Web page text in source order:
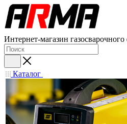
Интернет-магазин
Каталог